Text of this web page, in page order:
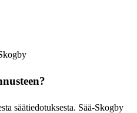
säätiedotuksesta. Sää-Skogby